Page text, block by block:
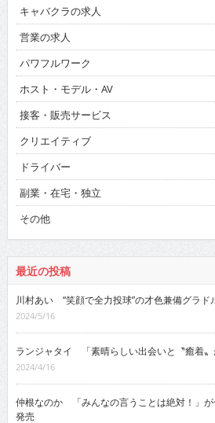
キャバクラの求人
営業の求人
パワフルワーク
ホスト・モデル・AV
接客・販売サービス
クリエイティブ
ドライバー
副業・在宅・独立
その他
最近の投稿
川村あい “笑顔で全力投球”の才色兼備グラド
2024/5/16
ランジャタイ 「素晴らしい出会いと〝癒着〟
2024/4/16
仲根なのか 「みんなの言うことは絶対！」が
発売